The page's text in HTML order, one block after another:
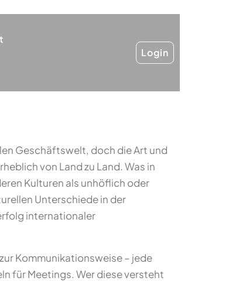
Login
Geschäftswelt, doch die Art und
von Land zu Land. Was in
Kulturen als unhöflich oder
Unterschiede in der
internationaler
Kommunikationsweise – jede
für Meetings. Wer diese versteht